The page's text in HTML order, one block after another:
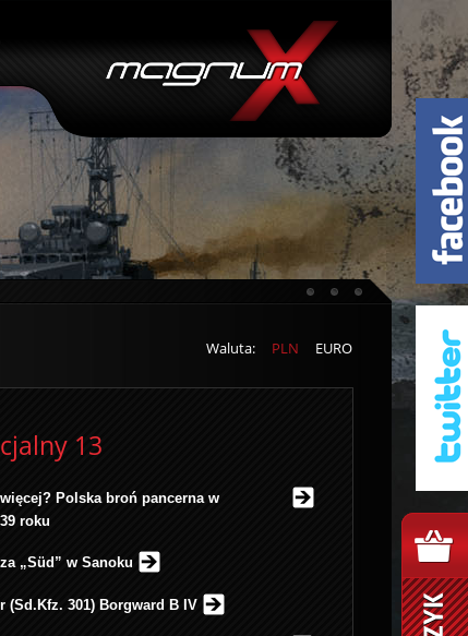
Waluta: PLN EURO
13
Polska broń pancerna w
roku
„Süd” w Sanoku
(Sd.Kfz. 301) Borgward B IV